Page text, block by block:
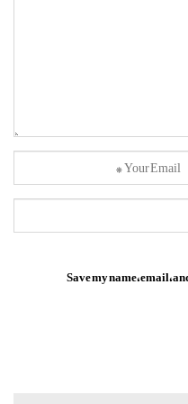
Save my name, email,